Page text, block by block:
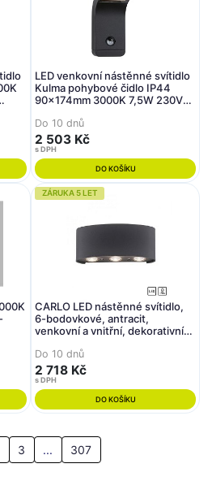
LED venkovní nástěnné svítidlo
Kulma pohybové čidlo IP44
90x174mm 3000K 7,5W 230V
Do 10 dnů
2 503 Kč
s DPH
DO KOŠÍKU
ZÁRUKA 5 LET
CARLO LED nástěnné svítidlo,
6-bodovkové, antracit,
venkovní a vnitřní, dekorativní
Do 10 dnů
2 718 Kč
s DPH
DO KOŠÍKU
3 ... 307